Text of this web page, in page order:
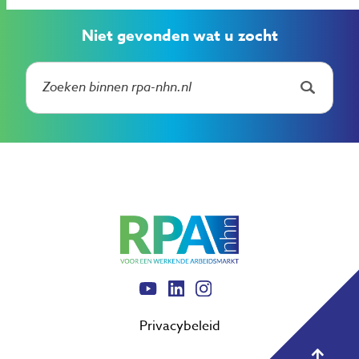
Niet gevonden wat u zocht
Privacybeleid